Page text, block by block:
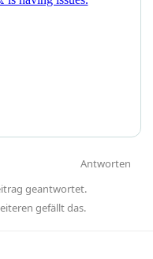
Antworten
geantwortet.
gefällt das.